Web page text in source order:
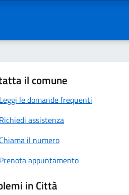
il comune
Leggi le domande frequenti
Richiedi assistenza
Chiama il numero
Prenota appuntamento
in Città